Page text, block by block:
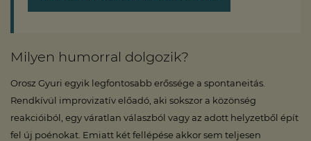
Milyen humorral dolgozik?
Orosz Gyuri egyik legfontosabb erőssége a spontaneitás.
Rendkívül improvizatív előadó, aki sokszor a közönség
reakcióiból, egy váratlan válaszból vagy az adott helyzetből épít
fel új poénokat. Emiatt két fellépése akkor sem teljesen